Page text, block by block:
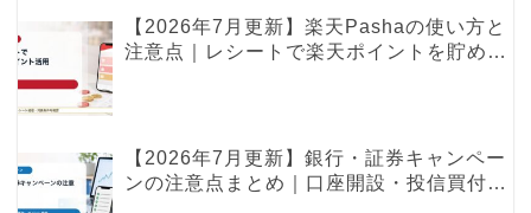
【2026年7月更新】楽天Pashaの使い方と
注意点｜レシートで楽天ポイントを貯める
【2026年7月更新】銀行・証券キャンペー
ンの注意点まとめ｜口座開設・投信買付・